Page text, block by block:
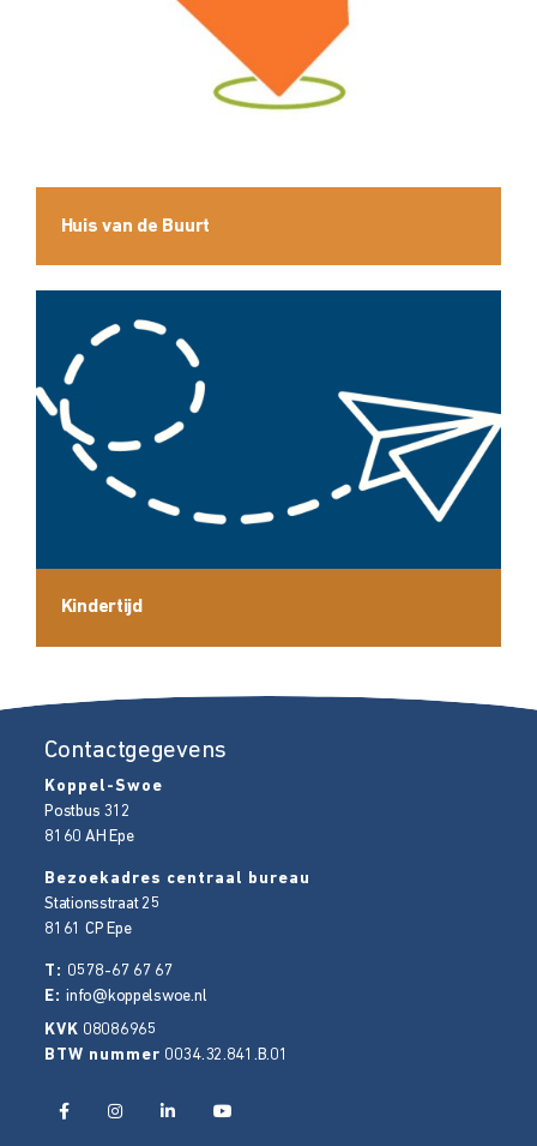
Huis van de Buurt
Kindertijd
Contactgegevens
Koppel-Swoe
Postbus 312
8160 AH Epe
Bezoekadres centraal bureau
Stationsstraat 25
8161 CP Epe
T: 0578-67 67 67
E:info@koppelswoe.nl
KVK 08086965
BTW nummer 0034.32.841.B.01